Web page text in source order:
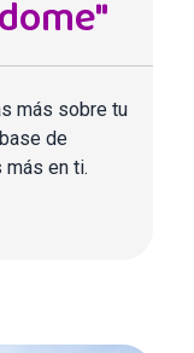
más sobre tu
de
en ti.